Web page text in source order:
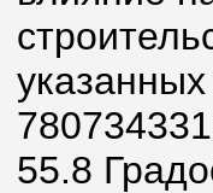
55.8